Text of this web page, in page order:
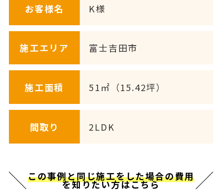
お客様名 K様
施工エリア 富士吉田市
施工面積 51㎡（15.42坪）
間取り 2LDK
この事例と同じ施工をした場合の費用
を知りたい方はこちら